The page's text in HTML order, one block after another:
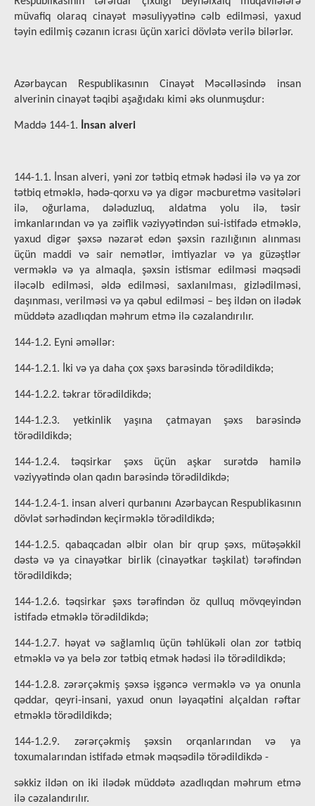
müvafiq olaraq cinayət məsuliyyətinə cəlb edilməsi, yaxud
təyin edilmiş cəzanın icrası üçün xarici dövlətə verilə bilərlər.
Azərbaycan Respublikasının Cinayət Məcəlləsində insan
alverinin cinayət təqibi aşağıdakı kimi əks olunmuşdur:
Maddə 144-1. İnsan alveri
144-1.1. İnsan alveri, yəni zor tətbiq etmək hədəsi ilə və ya zor
tətbiq etməklə, hədə-qorxu və ya digər məcburetmə vasitələri
ilə, oğurlama, dələduzluq, aldatma yolu ilə, təsir
imkanlarından və ya zəiflik vəziyyətindən sui-istifadə etməklə,
yaxud digər şəxsə nəzarət edən şəxsin razılığının alınması
üçün maddi və sair nemətlər, imtiyazlar və ya güzəştlər
verməklə və ya almaqla, şəxsin istismar edilməsi məqsədi
iləcəlb edilməsi, əldə edilməsi, saxlanılması, gizlədilməsi,
daşınması, verilməsi və ya qəbul edilməsi – beş ildən on ilədək
müddətə azadlıqdan məhrum etmə ilə cəzalandırılır.
144-1.2. Eyni əməllər:
144-1.2.1. İki və ya daha çox şəxs barəsində törədildikdə;
144-1.2.2. təkrar törədildikdə;
144-1.2.3. yetkinlik yaşına çatmayan şəxs barəsində
törədildikdə;
144-1.2.4. təqsirkar şəxs üçün aşkar surətdə hamilə
vəziyyətində olan qadın barəsində törədildikdə;
144-1.2.4-1. insan alveri qurbanını Azərbaycan Respublikasının
dövlət sərhədindən keçirməklə törədildikdə;
144-1.2.5. qabaqcadan əlbir olan bir qrup şəxs, mütəşəkkil
dəstə və ya cinayətkar birlik (cinayətkar təşkilat) tərəfindən
törədildikdə;
144-1.2.6. təqsirkar şəxs tərəfindən öz qulluq mövqeyindən
istifadə etməklə törədildikdə;
144-1.2.7. həyat və sağlamlıq üçün təhlükəli olan zor tətbiq
etməklə və ya belə zor tətbiq etmək hədəsi ilə törədildikdə;
144-1.2.8. zərərçəkmiş şəxsə işgəncə verməklə və ya onunla
qəddar, qeyri-insani, yaxud onun ləyaqətini alçaldan rəftar
etməklə törədildikdə;
144-1.2.9. zərərçəkmiş şəxsin orqanlarından və ya
toxumalarından istifadə etmək məqsədilə törədildikdə -
səkkiz ildən on iki ilədək müddətə azadlıqdan məhrum etmə
ilə cəzalandırılır.